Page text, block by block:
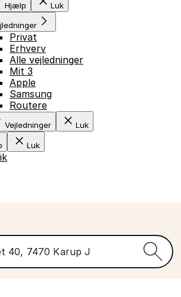
Hjælp Luk
Privat
Erhverv
Alle vejledninger
Mit 3
Apple
Samsung
Routere
Vejledninger Luk
Luk